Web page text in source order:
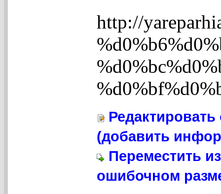
http://
(добавить
Переместить
ошибочном